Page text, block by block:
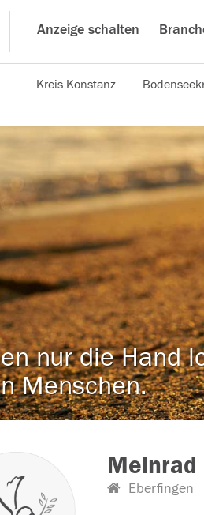
Anzeige schalten
Kreis Konstanz
nur die Hand
Menschen.
Meinrad
Eberfingen